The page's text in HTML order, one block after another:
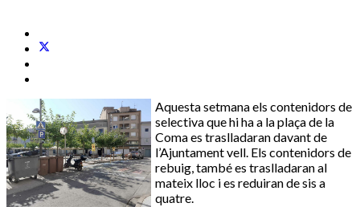
Aquesta setmana els contenidors de
selectiva que hi ha a la plaça de la
Coma es traslladaran davant de
l’Ajuntament vell. Els contenidors de
rebuig, també es traslladaran al
mateix lloc i es reduiran de sis a
quatre.